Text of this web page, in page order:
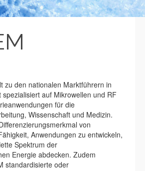
zu den nationalen Marktführern in
auf Mikrowellen und RF
für die
Wissenschaft und Medizin.
von
Anwendungen zu entwickeln,
Spektrum der
Energie abdecken. Zudem
standardisierte oder